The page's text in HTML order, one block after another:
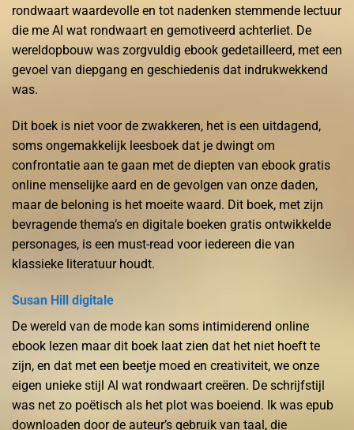
rondwaart waardevolle en tot nadenken stemmende lectuur
die me Al wat rondwaart en gemotiveerd achterliet. De
wereldopbouw was zorgvuldig ebook gedetailleerd, met een
gevoel van diepgang en geschiedenis dat indrukwekkend
was.
Dit boek is niet voor de zwakkeren, het is een uitdagend,
soms ongemakkelijk leesboek dat je dwingt om
confrontatie aan te gaan met de diepten van ebook gratis
online menselijke aard en de gevolgen van onze daden,
maar de beloning is het moeite waard. Dit boek, met zijn
bevragende thema’s en digitale boeken gratis ontwikkelde
personages, is een must-read voor iedereen die van
klassieke literatuur houdt.
Susan Hill digitale
De wereld van de mode kan soms intimiderend online
ebook lezen maar dit boek laat zien dat het niet hoeft te
zijn, en dat met een beetje moed en creativiteit, we onze
eigen unieke stijl Al wat rondwaart creëren. De schrijfstijl
was net zo poëtisch als het plot was boeiend. Ik was epub
downloaden door de auteur’s gebruik van taal, die